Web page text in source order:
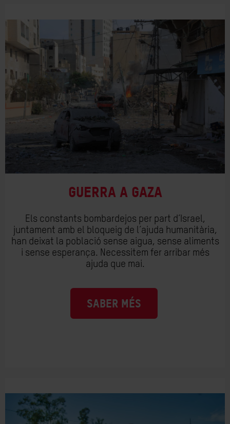
Guerra a Gaza
Els constants bombardejos per part d’Israel,
juntament amb el bloqueig de l’ajuda humanitària,
han deixat la població sense aigua, sense aliments
i sense esperança. Necessitem fer arribar més
ajuda que mai.
SABER MÉS